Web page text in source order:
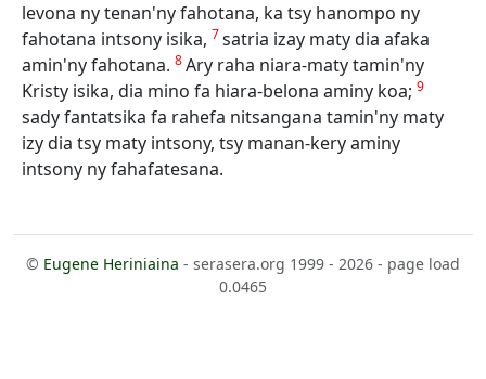
levona ny tenan'ny fahotana, ka tsy hanompo ny
fahotana intsony isika, 7satria izay maty dia afaka
amin'ny fahotana. 8Ary raha niara-maty tamin'ny
Kristy isika, dia mino fa hiara-belona aminy koa; 9
sady fantatsika fa rahefa nitsangana tamin'ny maty
izy dia tsy maty intsony, tsy manan-kery aminy
intsony ny fahafatesana.
© Eugene Heriniaina - serasera.org 1999 - 2026 - page load
0.0465